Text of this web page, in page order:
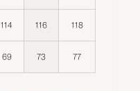
114 116 118
69 73 77